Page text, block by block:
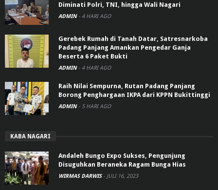
Diminati Polri, TNI, hingga Wali Nagari
ADMIN - 4 HARI AGO
Gerebek Rumah di Tanah Datar, Satresnarkoba
Padang Panjang Amankan Pengedar Ganja
Beserta 6 Paket Bukti
ADMIN - 4 HARI AGO
Raih Nilai Sempurna, Rutan Padang Panjang
Borong Penghargaan IKPA dari KPPN Bukittinggi
ADMIN - 5 HARI AGO
KABA NAGARI
Andaleh Bungo Expo Sukses, Pengunjung
Disuguhkan Beraneka Ragam Bunga Hias
WIRMAS DARWIS - JULI 16, 2023